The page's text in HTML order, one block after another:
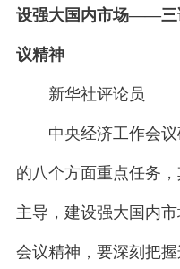
设强大国内市场——三
议精神
新华社评论员
中央经济工作会议
的八个方面重点任务
主导，建设强大国内
会议精神，要深刻把